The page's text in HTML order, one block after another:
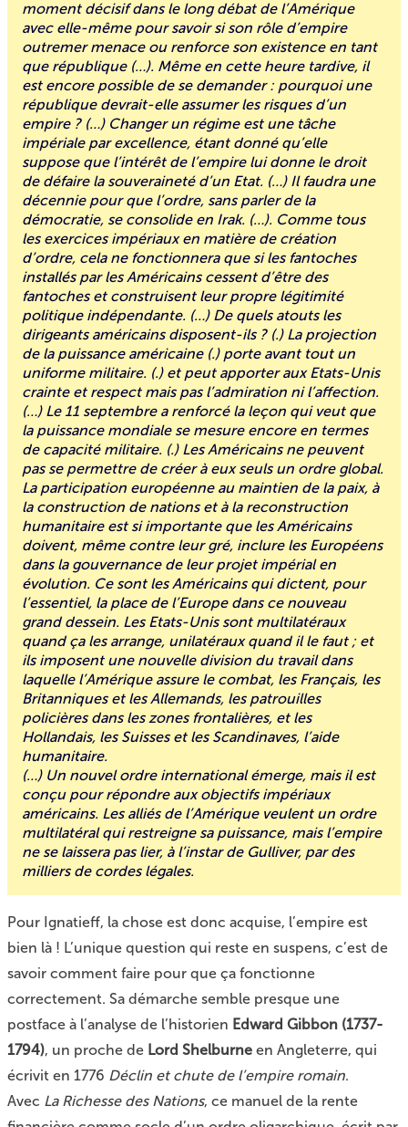
moment décisif dans le long débat de l’Amérique
avec elle-même pour savoir si son rôle d’empire
outremer menace ou renforce son existence en tant
que république (…). Même en cette heure tardive, il
est encore possible de se demander : pourquoi une
république devrait-elle assumer les risques d’un
empire ? (…) Changer un régime est une tâche
impériale par excellence, étant donné qu’elle
suppose que l’intérêt de l’empire lui donne le droit
de défaire la souveraineté d’un Etat. (…) Il faudra une
décennie pour que l’ordre, sans parler de la
démocratie, se consolide en Irak. (…). Comme tous
les exercices impériaux en matière de création
d’ordre, cela ne fonctionnera que si les fantoches
installés par les Américains cessent d’être des
fantoches et construisent leur propre légitimité
politique indépendante. (…) De quels atouts les
dirigeants américains disposent-ils ? (.) La projection
de la puissance américaine (.) porte avant tout un
uniforme militaire. (.) et peut apporter aux Etats-Unis
crainte et respect mais pas l’admiration ni l’affection.
(…) Le 11 septembre a renforcé la leçon qui veut que
la puissance mondiale se mesure encore en termes
de capacité militaire. (.) Les Américains ne peuvent
pas se permettre de créer à eux seuls un ordre global.
La participation européenne au maintien de la paix, à
la construction de nations et à la reconstruction
humanitaire est si importante que les Américains
doivent, même contre leur gré, inclure les Européens
dans la gouvernance de leur projet impérial en
évolution. Ce sont les Américains qui dictent, pour
l’essentiel, la place de l’Europe dans ce nouveau
grand dessein. Les Etats-Unis sont multilatéraux
quand ça les arrange, unilatéraux quand il le faut ; et
ils imposent une nouvelle division du travail dans
laquelle l’Amérique assure le combat, les Français, les
Britanniques et les Allemands, les patrouilles
policières dans les zones frontalières, et les
Hollandais, les Suisses et les Scandinaves, l’aide
humanitaire.
(…) Un nouvel ordre international émerge, mais il est
conçu pour répondre aux objectifs impériaux
américains. Les alliés de l’Amérique veulent un ordre
multilatéral qui restreigne sa puissance, mais l’empire
ne se laissera pas lier, à l’instar de Gulliver, par des
milliers de cordes légales.
Pour Ignatieff, la chose est donc acquise, l’empire est
bien là ! L’unique question qui reste en suspens, c’est de
savoir comment faire pour que ça fonctionne
correctement. Sa démarche semble presque une
postface à l’analyse de l’historien Edward Gibbon (1737-
1794), un proche de Lord Shelburne en Angleterre, qui
écrivit en 1776 Déclin et chute de l’empire romain.
Avec La Richesse des Nations, ce manuel de la rente